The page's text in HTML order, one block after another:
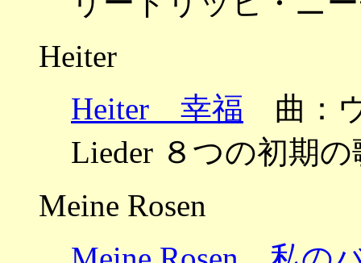
Heiter
Heiter 幸福 曲：
Lieder ８つの初期の
Meine Rosen